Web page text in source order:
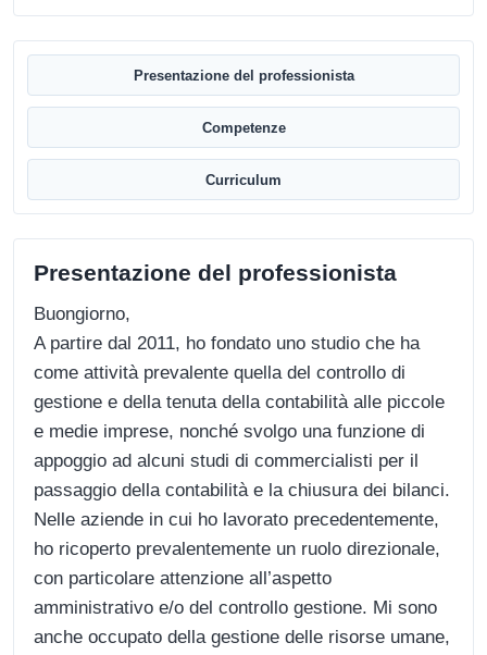
Presentazione del professionista
Competenze
Curriculum
Presentazione del professionista
Buongiorno,
A partire dal 2011, ho fondato uno studio che ha
come attività prevalente quella del controllo di
gestione e della tenuta della contabilità alle piccole
e medie imprese, nonché svolgo una funzione di
appoggio ad alcuni studi di commercialisti per il
passaggio della contabilità e la chiusura dei bilanci.
Nelle aziende in cui ho lavorato precedentemente,
ho ricoperto prevalentemente un ruolo direzionale,
con particolare attenzione all’aspetto
amministrativo e/o del controllo gestione. Mi sono
anche occupato della gestione delle risorse umane,